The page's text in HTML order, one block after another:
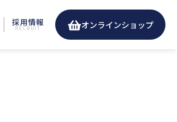
採用情報
RECRUIT オンラインショップ